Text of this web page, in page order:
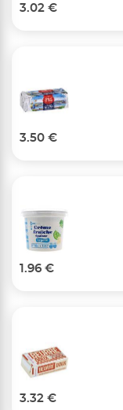
3.02 €
3.50 €
1.96 €
3.32 €